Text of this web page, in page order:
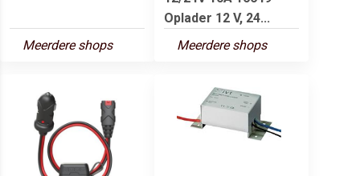
Meerdere shops
Oplader 12 V, 24...
Meerdere shops